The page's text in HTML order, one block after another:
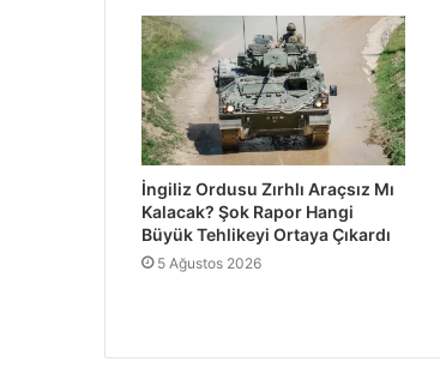
İngiliz Ordusu Zırhlı Araçsız Mı
Kalacak? Şok Rapor Hangi
Büyük Tehlikeyi Ortaya Çıkardı
5 Ağustos 2026